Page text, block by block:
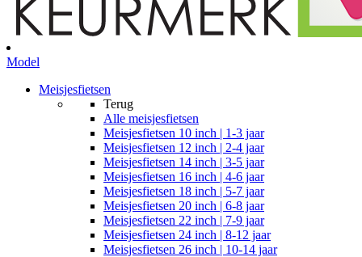
Model
Meisjesfietsen
Terug
Alle meisjesfietsen
Meisjesfietsen 10 inch | 1-3 jaar
Meisjesfietsen 12 inch | 2-4 jaar
Meisjesfietsen 14 inch | 3-5 jaar
Meisjesfietsen 16 inch | 4-6 jaar
Meisjesfietsen 18 inch | 5-7 jaar
Meisjesfietsen 20 inch | 6-8 jaar
Meisjesfietsen 22 inch | 7-9 jaar
Meisjesfietsen 24 inch | 8-12 jaar
Meisjesfietsen 26 inch | 10-14 jaar